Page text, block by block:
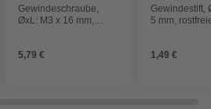
Gewindeschraube,
ØxL: M3 x 16 mm,
5,79 €
Gewindestift,
5 mm,
1,49 €